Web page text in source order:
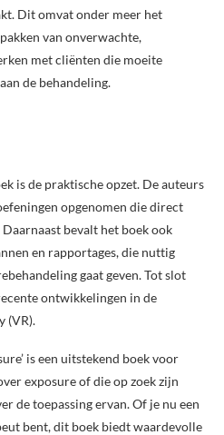
Dit omvat onder meer het
van onverwachte,
met cliënten die moeite
de behandeling.
is de praktische opzet. De auteurs
opgenomen die direct
bevalt het boek ook
en rapportages, die nuttig
gaat geven. Tot slot
ontwikkelingen in de
(VR).
is een uitstekend boek voor
exposure of die op zoek zijn
de toepassing ervan. Of je nu een
bent, dit boek biedt waardevolle